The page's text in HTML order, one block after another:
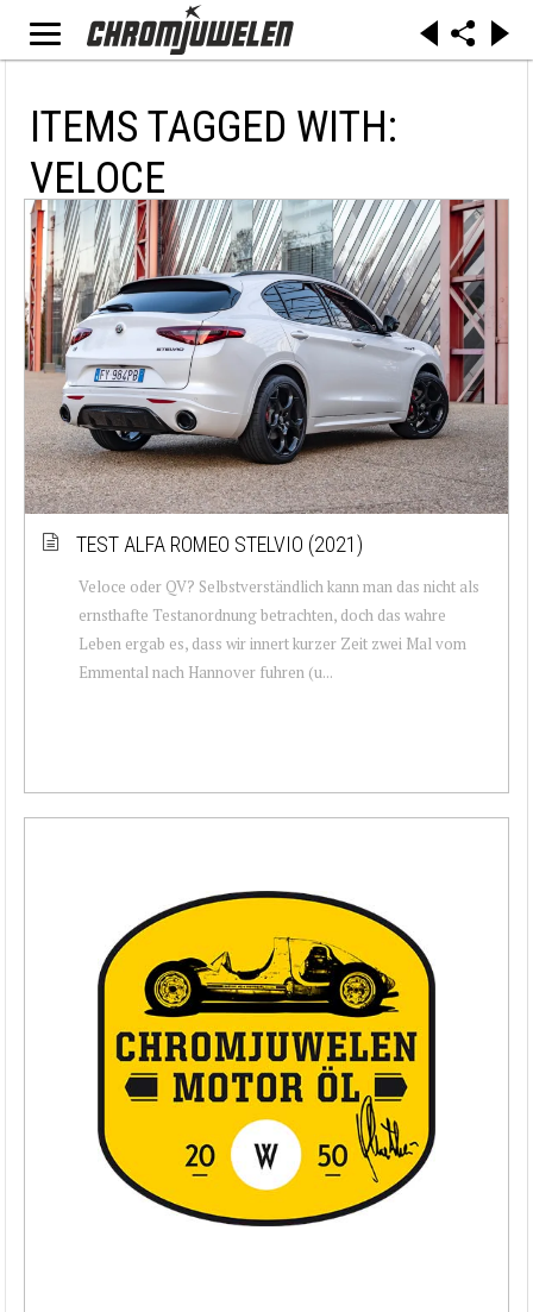
ITEMS TAGGED WITH:
VELOCE
TEST ALFA ROMEO STELVIO (2021)
Veloce oder QV? Selbstverständlich kann man das nicht als
ernsthafte Testanordnung betrachten, doch das wahre
Leben ergab es, dass wir innert kurzer Zeit zwei Mal vom
Emmental nach Hannover fuhren (u...